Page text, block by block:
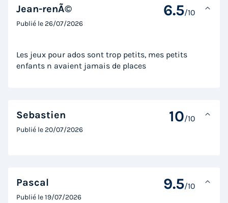
Terrasse semi-couverte Cafetière
Lave-vaisselle Congélateur
MOBILHOME 4 personnes - PREMIUM Mobil home 2ch.
GALET (2023) 31m² + Terrasse semi-couverte 4 pers
146 €
Jean-renÃ© 6.5/10
Publié le26/07/2026
Les jeux pour ados sont trop petits, mes petits
enfants n avaient jamais de places
Sebastien 10/10
Publié le20/07/2026
Pascal 9.5/10
Publié le19/07/2026